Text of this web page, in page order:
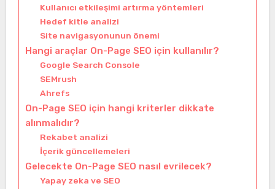
Kullanıcı etkileşimi artırma yöntemleri
Hedef kitle analizi
Site navigasyonunun önemi
Hangi araçlar On-Page SEO için kullanılır?
Google Search Console
SEMrush
Ahrefs
On-Page SEO için hangi kriterler dikkate
alınmalıdır?
Rekabet analizi
İçerik güncellemeleri
Gelecekte On-Page SEO nasıl evrilecek?
Yapay zeka ve SEO